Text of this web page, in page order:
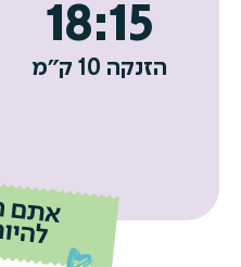
18:15
הזנקה 10 ק״מ